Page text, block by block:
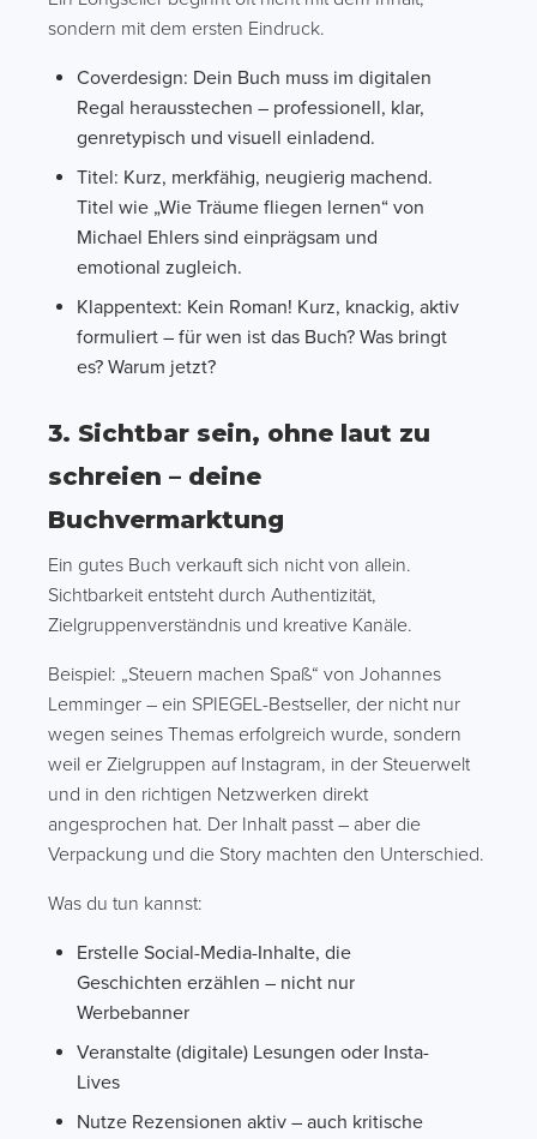
sondern mit dem ersten Eindruck.
Coverdesign: Dein Buch muss im digitalen
Regal herausstechen – professionell, klar,
genretypisch und visuell einladend.
Titel: Kurz, merkfähig, neugierig machend.
Titel wie „Wie Träume fliegen lernen“ von
Michael Ehlers sind einprägsam und
emotional zugleich.
Klappentext: Kein Roman! Kurz, knackig, aktiv
formuliert – für wen ist das Buch? Was bringt
es? Warum jetzt?
3. Sichtbar sein, ohne laut zu
schreien – deine
Buchvermarktung
Ein gutes Buch verkauft sich nicht von allein.
Sichtbarkeit entsteht durch Authentizität,
Zielgruppenverständnis und kreative Kanäle.
Beispiel: „Steuern machen Spaß“ von Johannes
Lemminger – ein SPIEGEL-Bestseller, der nicht nur
wegen seines Themas erfolgreich wurde, sondern
weil er Zielgruppen auf Instagram, in der Steuerwelt
und in den richtigen Netzwerken direkt
angesprochen hat. Der Inhalt passt – aber die
Verpackung und die Story machten den Unterschied.
Was du tun kannst:
Erstelle Social-Media-Inhalte, die
Geschichten erzählen – nicht nur
Werbebanner
Veranstalte (digitale) Lesungen oder Insta-
Lives
Nutze Rezensionen aktiv – auch kritische